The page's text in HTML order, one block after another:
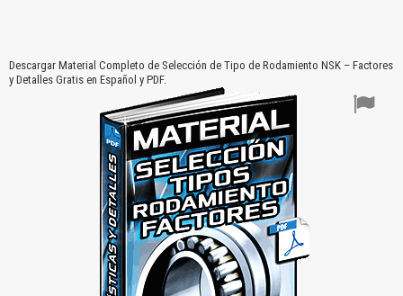
Descargar Material Completo de Selección de Tipo de Rodamiento NSK – Factores
y Detalles Gratis en Español y PDF.